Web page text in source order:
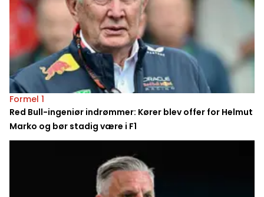
Formel 1
Red Bull-ingeniør indrømmer: Kører blev offer for Helmut
Marko og bør stadig være i F1